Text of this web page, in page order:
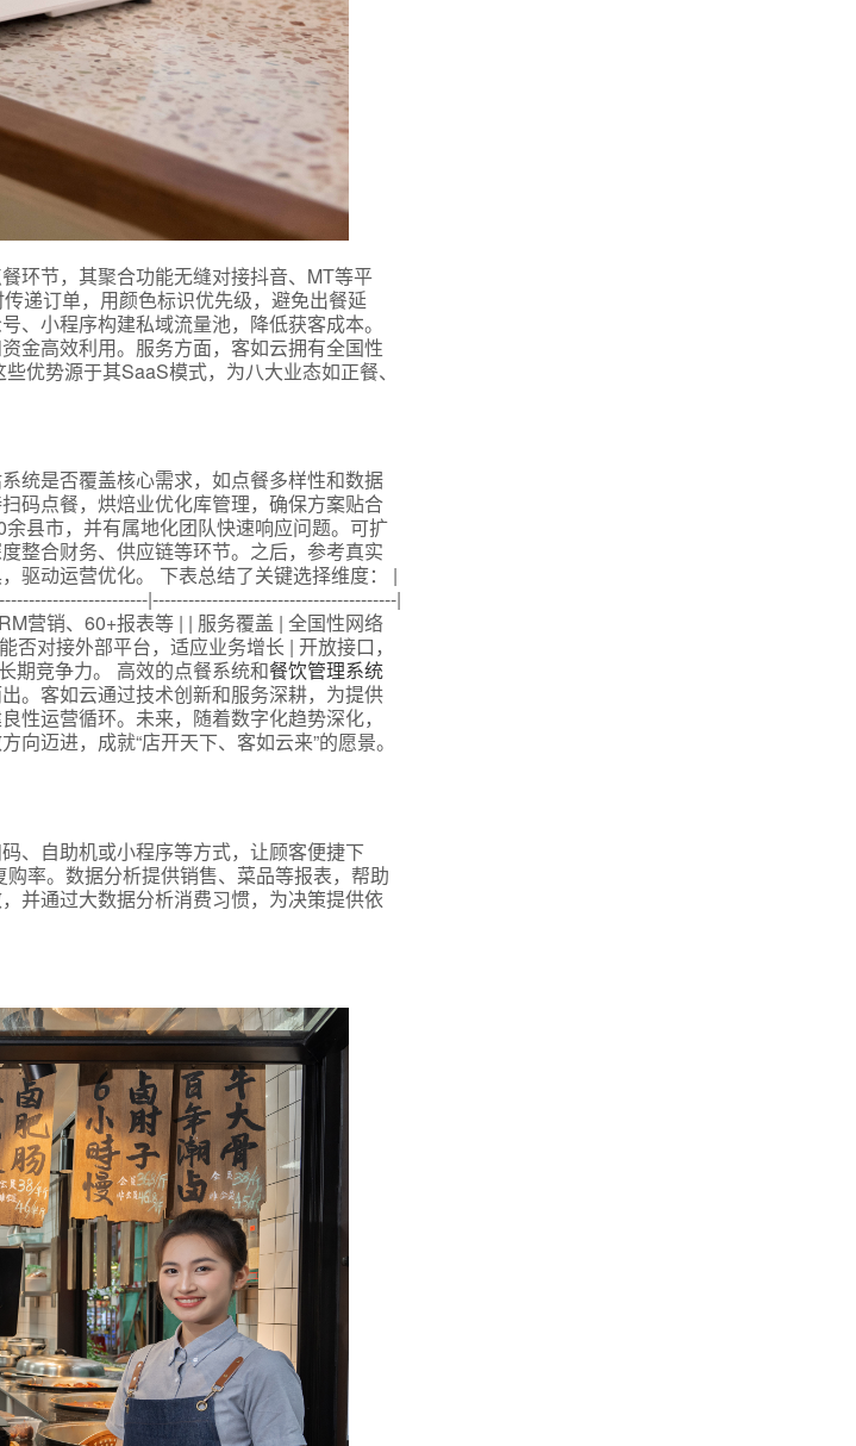
环节，其聚合功能无缝对接抖音、MT等平
递订单，用颜色标识优先级，避免出餐延
、小程序构建私域流量池，降低获客成本。
金高效利用。服务方面，客如云拥有全国性
优势源于其SaaS模式，为八大业态如正餐、
统是否覆盖核心需求，如点餐多样性和数据
码点餐，烘焙业优化库管理，确保方案贴合
县市，并有属地化团队快速响应问题。可扩
整合财务、供应链等环节。之后，参考真实
驱动运营优化。 下表总结了关键选择维度： |
|-----------------------------------------|
营销、60+报表等 | | 服务覆盖 | 全国性网络
对接外部平台，适应业务增长 | 开放接口，
期竞争力。 高效的点餐系统和餐饮管理系统
。客如云通过技术创新和服务深耕，为提供
性运营循环。未来，随着数字化趋势深化，
迈进，成就“店开天下、客如云来”的愿景。
、自助机或小程序等方式，让顾客便捷下
率。数据分析提供销售、菜品等报表，帮助
并通过大数据分析消费习惯，为决策提供依
户，了解最新优惠